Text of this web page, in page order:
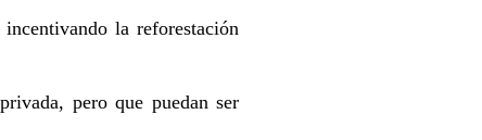
la reforestación
pero que puedan ser